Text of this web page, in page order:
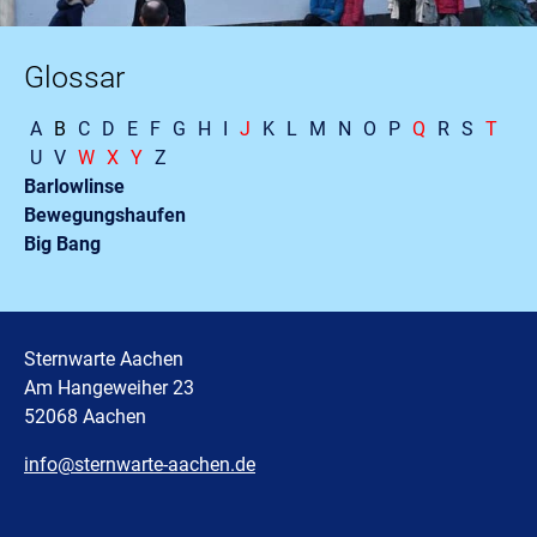
Glossar
A B C D E F G H I J K L M N O P Q R S T
U V W X Y Z
Barlowlinse
Bewegungshaufen
Big Bang
Sternwarte Aachen
Am Hangeweiher 23
52068 Aachen
info@sternwarte-aachen.de